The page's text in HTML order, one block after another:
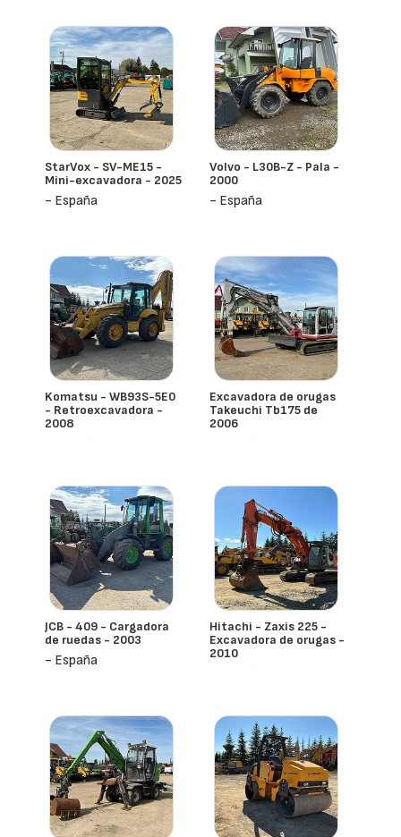
StarVox - SV-ME15 -
Mini-excavadora - 2025
- España
Volvo - L30B-Z - Pala -
2000
- España
Komatsu - WB93S-5E0
- Retroexcavadora -
2008
- España
Excavadora de orugas
Takeuchi Tb175 de
2006
- España
JCB - 409 - Cargadora
de ruedas - 2003
- España
Hitachi - Zaxis 225 -
Excavadora de orugas -
2010
- España